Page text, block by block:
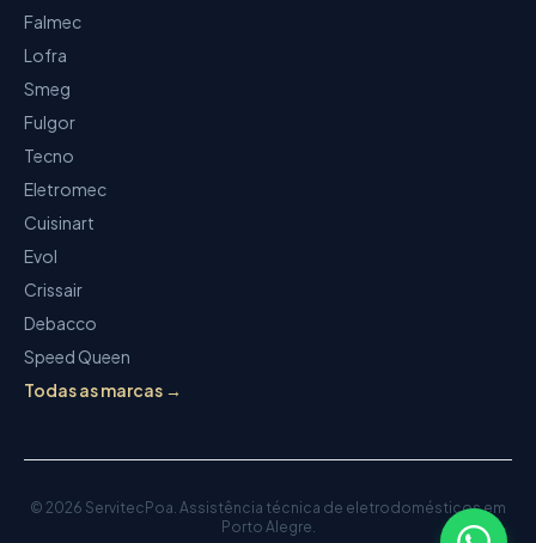
Falmec
Lofra
Smeg
Fulgor
Tecno
Eletromec
Cuisinart
Evol
Crissair
Debacco
Speed Queen
Todas as marcas →
© 2026 ServitecPoa. Assistência técnica de eletrodomésticosem
Porto Alegre.